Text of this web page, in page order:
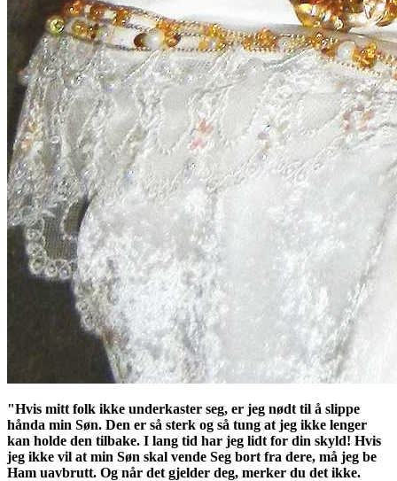
"Hvis mitt folk ikke underkaster seg, er jeg nødt til å slippe
hånda min Søn. Den er så sterk og så tung at jeg ikke lenger
kan holde den tilbake. I lang tid har jeg lidt for din skyld! Hvis
jeg ikke vil at min Søn skal vende Seg bort fra dere, må jeg be
Ham uavbrutt. Og når det gjelder deg, merker du det ikke.